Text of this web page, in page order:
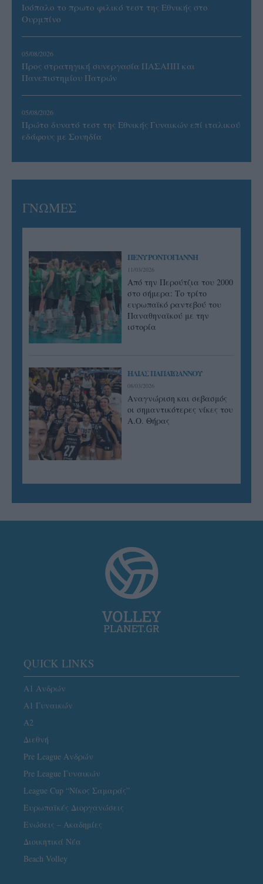
Ισόπαλο το πρωτο φιλικό τεστ της Εθνικής στο
Ουρμπίνο
05/08/2026
Προς στρατηγική συνεργασία ΠΑΣΑΠΠ και
Πανεπιστημίου Πατρών
05/08/2026
Πρώτο δυνατό τεστ της Εθνικής Γυναικών επί ιταλικού
εδάφους με Σουηδία
ΓΝΩΜΕΣ
ΠΕΝΥ ΡΟΝΤΟΓΙΑΝΝΗ
11/03/2026
Από την Περούτζια του 2000
στο σήμερα: Tο τρίτο
ευρωπαϊκό ραντεβού του
Παναθηναϊκού με την
ιστορία
ΗΛΙΑΣ ΠΑΠΑΪΩΑΝΝΟΥ
08/03/2026
Αναγνώριση και σεβασμός
οι σημαντικότερες νίκες του
Α.Ο. Θήρας
QUICK LINKS
Α1 Ανδρών
Α1 Γυναικών
A2
Διεθνή
Pre League Ανδρών
Pre League Γυναικών
League Cup “Νίκος Σαμαράς”
Ευρωπαϊκές Διοργανώσεις
Ενώσεις – Ακαδημίες
Διοικητικά Νέα
Beach Volley